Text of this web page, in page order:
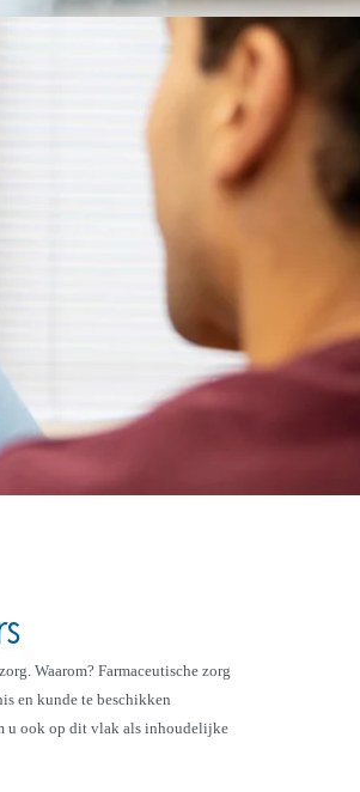
Waarom? Farmaceutische zorg
en kunde te beschikken
u ook op dit vlak als inhoudelijke